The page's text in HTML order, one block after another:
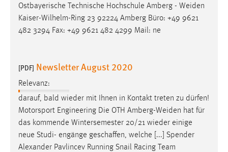
Ostbayerische Technische Hochschule Amberg - Weiden
Kaiser-Wilhelm-Ring 23 92224 Amberg Büro: +49 9621
482 3294 Fax: +49 9621 482 4299 Mail: ne
[PDF] Newsletter August 2020
Relevanz:
darauf, bald wieder mit Ihnen in Kontakt treten zu dürfen!
Motorsport Engineering Die OTH Amberg-Weiden hat für
das kommende Wintersemester 20/21 wieder einige
neue Studi- engänge geschaffen, welche [...] Spender
Alexander Pavlincev Running Snail Racing Team